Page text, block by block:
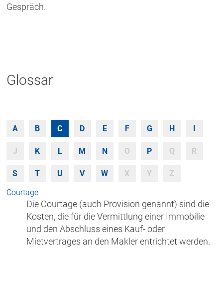
Gespräch.
Glossar
A B C D E F G H I
J K L M N O P Q R
S T U V W X Y
Z
Courtage
Die Courtage (auch Provision genannt) sind die
Kosten, die für die Vermittlung einer Immobilie
und den Abschluss eines Kauf- oder
Mietvertrages an den Makler entrichtet werden.